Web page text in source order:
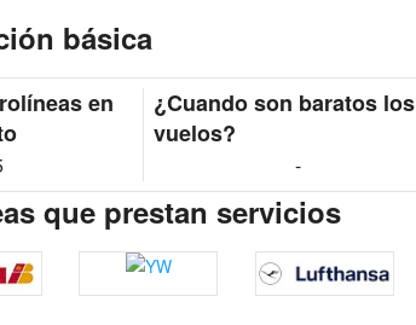
básica
en
¿Cuando son baratos los
vuelos?
-
que prestan servicios